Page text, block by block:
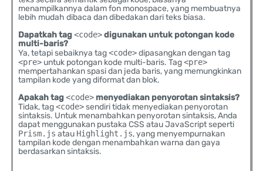
menampilkannya dalam fon monospace, yang membuatnya
lebih mudah dibaca dan dibedakan dari teks biasa.
Dapatkah tag<code>digunakan untuk potongan kode
multi-baris?
Ya, tetapi sebaiknya tag<code>dipasangkan dengan tag
<pre> untuk potongan kode multi-baris. Tag<pre>
mempertahankan spasi dan jeda baris, yang memungkinkan
tampilan kode yang diformat dan blok.
Apakah tag<code> menyediakan penyorotan sintaksis?
Tidak, tag<code>sendiri tidak menyediakan penyorotan
sintaksis. Untuk menambahkan penyorotan sintaksis, Anda
dapat menggunakan pustaka CSS atau JavaScript seperti
Prism.js atau Highlight.js, yang menyempurnakan
tampilan kode dengan menambahkan warna dan gaya
berdasarkan sintaksis.